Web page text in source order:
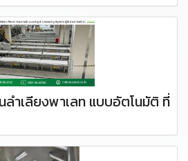
ำเลียงพาเลท แบบอัตโนมัติ ที่